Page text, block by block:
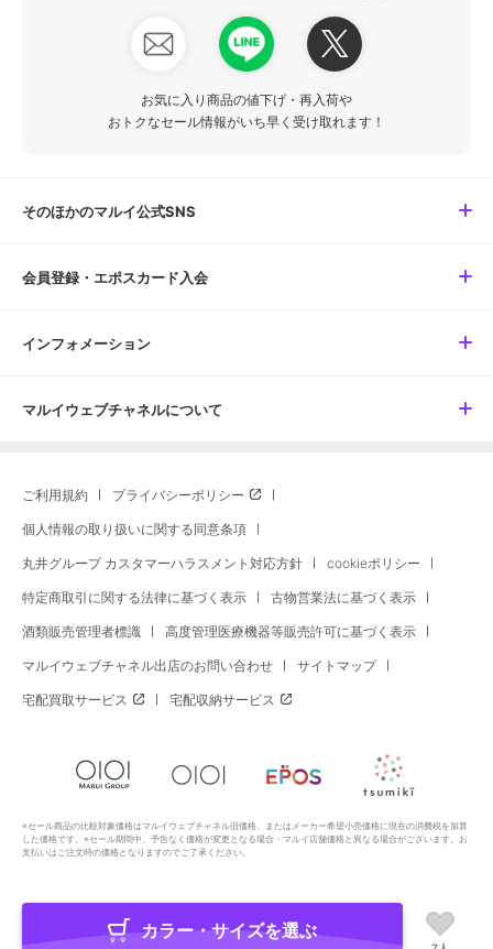
お気に入り商品の値下げ・再入荷や
おトクなセール情報がいち早く受け取れます！
そのほかのマルイ公式SNS
会員登録・エポスカード入会
インフォメーション
マルイウェブチャネルについて
ご利用規約 プライバシーポリシー
個人情報の取り扱いに関する同意条項
丸井グループ カスタマーハラスメント対応方針 cookieポリシー
特定商取引に関する法律に基づく表示 古物営業法に基づく表示
酒類販売管理者標識 高度管理医療機器等販売許可に基づく表示
マルイウェブチャネル出店のお問い合わせ サイトマップ
宅配買取サービス 宅配収納サービス
※セール商品の比較対象価格はマルイウェブチャネル旧価格、またはメーカー希望小売価格に現在の消費税を加算
した価格です。※セール期間中、予告なく価格が変更となる場合・マルイ店舗価格と異なる場合がございます。お
支払いはご注文時の価格となりますのでご了承ください。
Copyright All Rights Reserved. MARUI Co., Ltd
カラー・サイズを選ぶ